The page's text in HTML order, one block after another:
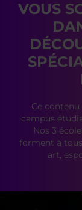
VOUS
Ce contenu
campus
Nos 3
forment à
art,